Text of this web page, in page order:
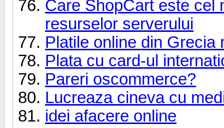
Care ShopCart este cel
resurselor serverului
Platile online din Grecia
Plata cu card-ul
Pareri oscommerce?
Lucreaza cineva cu
idei afacere online